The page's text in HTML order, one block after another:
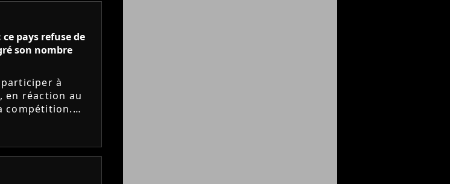
pays refuse de
son nombre
à
en réaction au
compétition.